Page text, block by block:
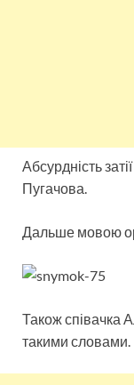
Абсурдність
Пугачова.
Дальше мовою
Також співачка
такими словами.